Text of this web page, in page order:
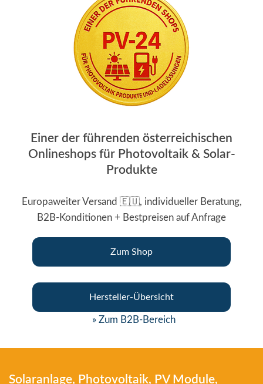
Einer der führenden österreichischen
Onlineshops für Photovoltaik & Solar-
Produkte
Europaweiter Versand 🇪🇺, individueller Beratung,
B2B-Konditionen + Bestpreisen auf Anfrage
Zum Shop
Hersteller-Übersicht
» Zum B2B-Bereich
Solaranlage, Photovoltaik, PV Module,